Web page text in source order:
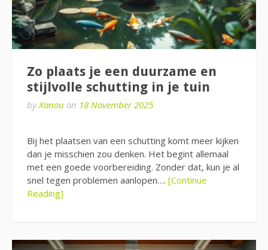
Zo plaats je een duurzame en
stijlvolle schutting in je tuin
byXanou on 18 November 2025
Bij het plaatsen van een schutting komt meer kijken
dan je misschien zou denken. Het begint allemaal
met een goede voorbereiding. Zonder dat, kun je al
snel tegen problemen aanlopen…. [Continue
Reading]